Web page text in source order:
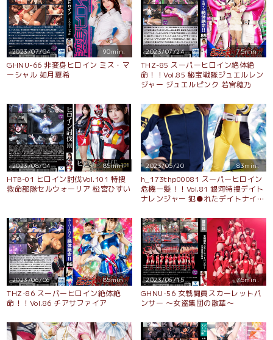
2023/07/04 90min.
GHNU-66 非変身ヒロイン ミス・マ
ーシャル 如月夏希
2023/07/24 75min.
THZ-85 スーパーヒロイン絶体絶
命！！Vol.85 秘宝戦隊ジュエルレン
ジャー ジュエルピンク 若宮穂乃
2023/08/04 85min.
HTB-01 ヒロイン討伐Vol.101 特捜
救命部隊セルウォーリア 松宮ひすい
2023/05/20 83min.
h_173thp00081 スーパーヒロイン
危機一髪！！Vol.81 銀河特捜デイト
ナレンジャー 犯●れたデイトナイエ
2023/06/06 85min.
THZ-86 スーパーヒロイン絶体絶
命！！Vol.86 チアサファイア
2023/06/15 75min.
GHNU-56 女戦闘員スカーレットパ
ンサー 〜女盗集団の散華〜